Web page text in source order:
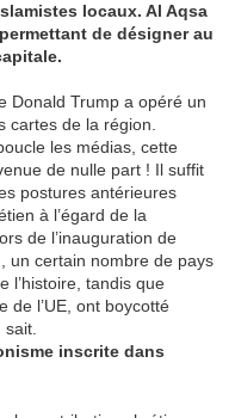
locaux. Al Aqsa
de désigner au
Donald Trump a opéré un
cartes de la région.
les médias, cette
de nulle part ! Il suffit
postures antérieures
à l’égard de la
de l’inauguration de
un certain nombre de pays
l’histoire, tandis que
de l’UE, ont boycotté
inscrite dans